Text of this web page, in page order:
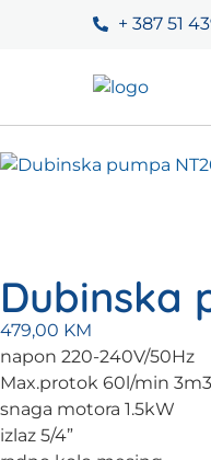
+ 387 51
Dubinska
479,00 KM
napon 220-240V/50Hz
Max.protok 60l/min
snaga motora 1.5kW
izlaz 5/4”